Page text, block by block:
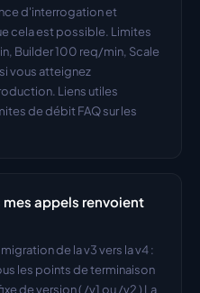
d'interrogation et
cela est possible. Limites
Builder 100 req/min, Scale
vous atteignez
Liens utiles
de débit FAQ sur les
mes appels renvoient
de la v3 vers la v4 :
les points de terminaison
de version ( /v1 ou /v2 ) La